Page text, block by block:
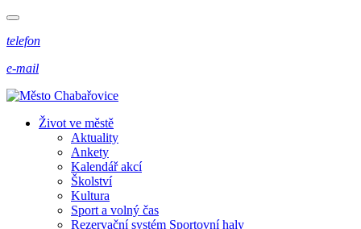
telefon
e-mail
Život ve městě
Aktuality
Ankety
Kalendář akcí
Školství
Kultura
Sport a volný čas
Rezervační systém Sportovní haly